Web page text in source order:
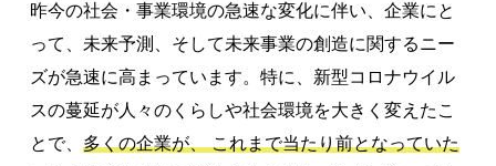
昨今の社会・事業環境の急速な変化に伴い、企業にと
って、未来予測、そして未来事業の創造に関するニー
ズが急速に高まっています。特に、新型コロナウイル
スの蔓延が人々のくらしや社会環境を大きく変えたこ
とで、 多くの企業が、 これまで当たり前となっていた